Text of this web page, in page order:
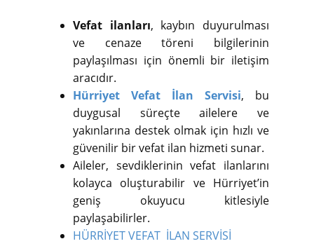
Vefat ilanları, kaybın duyurulması
ve cenaze töreni bilgilerinin
paylaşılması için önemli bir iletişim
aracıdır.
Hürriyet Vefat İlan Servisi, bu
duygusal süreçte ailelere ve
yakınlarına destek olmak için hızlı ve
güvenilir bir vefat ilan hizmeti sunar.
Aileler, sevdiklerinin vefat ilanlarını
kolayca oluşturabilir ve Hürriyet’in
geniş okuyucu kitlesiyle
paylaşabilirler.
HÜRRİYET VEFAT İLAN SERVİSİ